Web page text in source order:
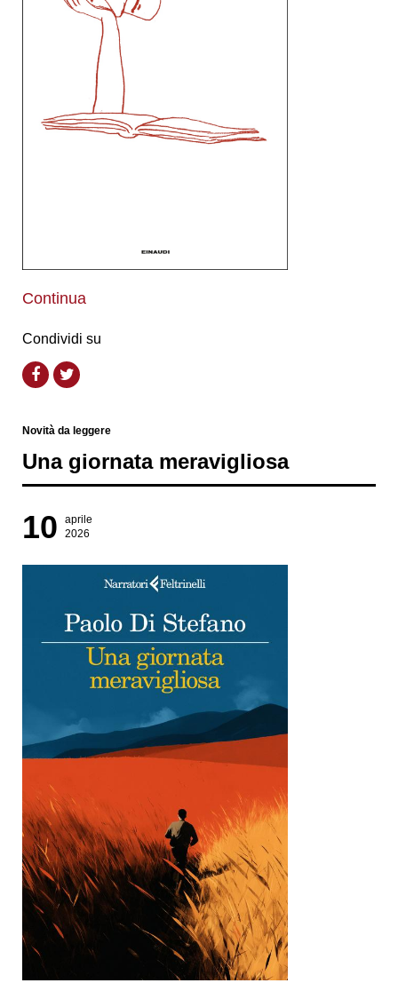
Continua
Condividi su
Novità da leggere
Una giornata meravigliosa
10
aprile
2026